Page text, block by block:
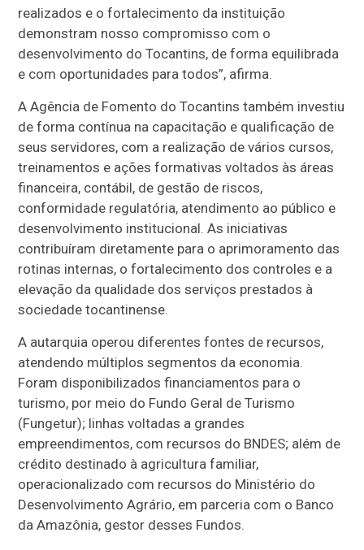
realizados e o fortalecimento da instituição
demonstram nosso compromisso com o
desenvolvimento do Tocantins, de forma equilibrada
e com oportunidades para todos”, afirma.
A Agência de Fomento do Tocantins também investiu
de forma contínua na capacitação e qualificação de
seus servidores, com a realização de vários cursos,
treinamentos e ações formativas voltados às áreas
financeira, contábil, de gestão de riscos,
conformidade regulatória, atendimento ao público e
desenvolvimento institucional. As iniciativas
contribuíram diretamente para o aprimoramento das
rotinas internas, o fortalecimento dos controles e a
elevação da qualidade dos serviços prestados à
sociedade tocantinense.
A autarquia operou diferentes fontes de recursos,
atendendo múltiplos segmentos da economia.
Foram disponibilizados financiamentos para o
turismo, por meio do Fundo Geral de Turismo
(Fungetur); linhas voltadas a grandes
empreendimentos, com recursos do BNDES; além de
crédito destinado à agricultura familiar,
operacionalizado com recursos do Ministério do
Desenvolvimento Agrário, em parceria com o Banco
da Amazônia, gestor desses Fundos.